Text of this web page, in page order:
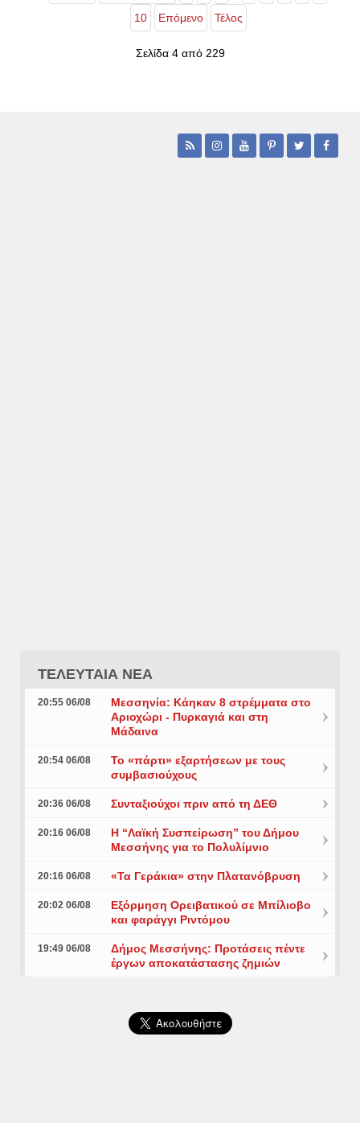
10 Επόμενο Τέλος
Σελίδα 4 από 229
ΤΕΛΕΥΤΑΙΑ ΝΕΑ
20:55 06/08
Μεσσηνία: Κάηκαν 8 στρέμματα στο
Αριοχώρι - Πυρκαγιά και στη
Μάδαινα
20:54 06/08
Το «πάρτι» εξαρτήσεων με τους
συμβασιούχους
20:36 06/08 Συνταξιούχοι πριν από τη ΔΕΘ
20:16 06/08
Η “Λαϊκή Συσπείρωση” του Δήμου
Μεσσήνης για το Πολυλίμνιο
20:16 06/08 «Τα Γεράκια» στην Πλατανόβρυση
20:02 06/08
Εξόρμηση Ορειβατικού σε Μπίλιοβο
και φαράγγι Ριντόμου
19:49 06/08
Δήμος Μεσσήνης: Προτάσεις πέντε
έργων αποκατάστασης ζημιών